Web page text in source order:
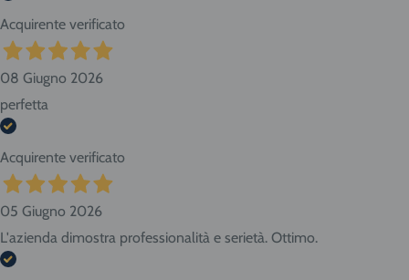
Acquirente verificato
08 Giugno 2026
perfetta
Acquirente verificato
05 Giugno 2026
L'azienda dimostra professionalità e serietà. Ottimo.